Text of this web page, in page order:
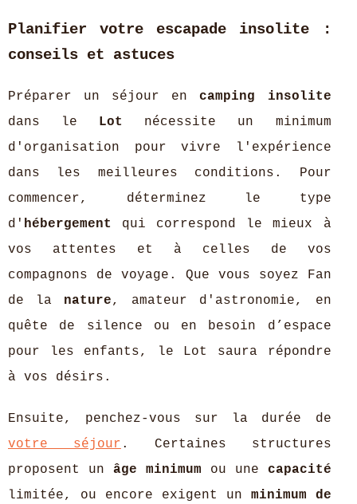
Planifier votre escapade insolite :
conseils et astuces
Préparer un séjour encamping insolite
dans le Lot
nécessite un minimum
d'organisation pour vivre l'expérience
dans les meilleures conditions. Pour
commencer, déterminez le type
d' hébergement
qui correspond le mieux à
vos attentes et à celles de vos
compagnons de voyage. Que vous soyez Fan
de la nature, amateur d'astronomie, en
quête de silence ou en besoin d’espace
pour les enfants, le Lot saura répondre
à vos désirs.
Ensuite, penchez-vous sur la durée de
votre séjour . Certaines structures
proposent un âge minimum ou une capacité
limitée, ou encore exigent un minimum de